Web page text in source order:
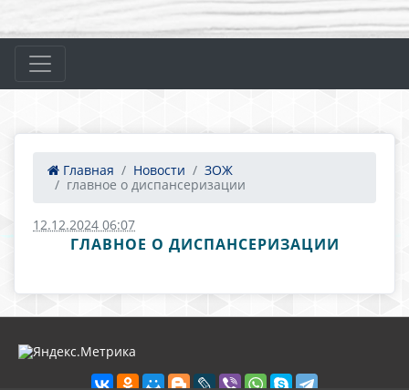
Главная Новости
ЗОЖ
главное о диспансеризации
12.12.2024 06:07
ГЛАВНОЕ О ДИСПАНСЕРИЗАЦИИ